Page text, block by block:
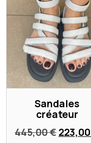
Sandales
créateur
445,00€Le
223,00